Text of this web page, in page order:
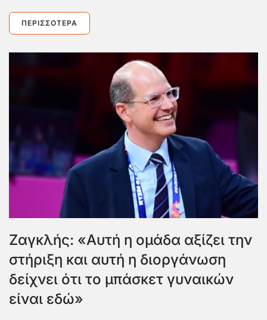
ΠΕΡΙΣΣΌΤΕΡΑ
Ζαγκλής: «Αυτή η ομάδα αξίζει την
στήριξη και αυτή η διοργάνωση
δείχνει ότι το μπάσκετ γυναικών
είναι εδώ»